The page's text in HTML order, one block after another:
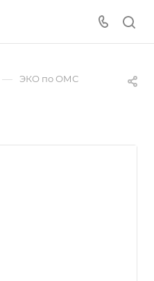
— ЭКО по ОМС